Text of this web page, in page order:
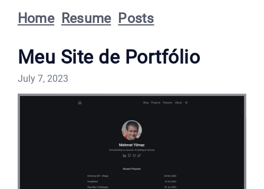
Home Resume Posts
Meu Site de Portfólio
July 7, 2023